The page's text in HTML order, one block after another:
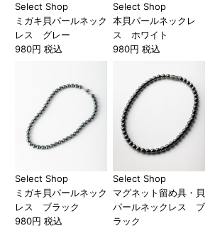
Select Shop
ミガキ貝パールネック
レス グレー
980円 税込
Select Shop
本貝パールネックレ
ス ホワイト
980円 税込
Select Shop
ミガキ貝パールネック
レス ブラック
980円 税込
Select Shop
マグネット留め具・貝
パールネックレス ブ
ラック